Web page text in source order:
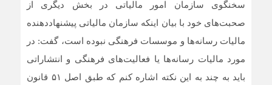
سخنگوی سازمان امور مالیاتی در بخش دیگری از
صحبت‌های خود با بیان اینکه سازمان مالیاتی پیشنهاددهنده
مالیات رسانه‌ها و موسسات فرهنگی نبوده است، گفت: در
مورد مالیات رسانه‌ها یا فعالیت‌های فرهنگی و انتشاراتی
باید به چند به این نکته اشاره کنم که طبق اصل ۵۱ قانون